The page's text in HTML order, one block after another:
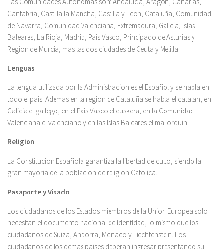
Cantabria, Castilla la Mancha, Castilla y Leon, Cataluña, Comunidad
de Navarra, Comunidad Valenciana, Extremadura, Galicia, Islas
Baleares, La Rioja, Madrid, Pais Vasco, Principado de Asturias y
Region de Murcia, mas las dos ciudades de Ceuta y Melilla.
Lenguas
La lengua utilizada por la Administracion es el Español y se habla en
todo el pais. Ademas en la region de Cataluña se habla el catalan, en
Galicia el gallego, en el Pais Vasco el euskera, en la Comunidad
Valenciana el valenciano y en las Islas Baleares el mallorquin.
Religion
La Constitucion Española garantiza la libertad de culto, siendo la
gran mayoria de la poblacion de religion Catolica.
Pasaporte y Visado
Los ciudadanos de los Estados miembros de la Union Europea solo
necesitan el documento nacional de identidad, lo mismo que los
ciudadanos de Suiza, Andorra, Monaco y Liechtenstein. Los
ciudadanos de los demas paises deberan ingresar presentando su